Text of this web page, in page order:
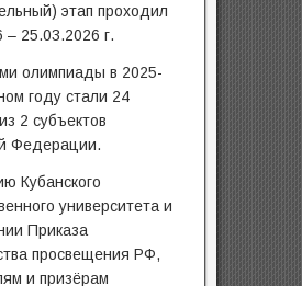
этап проходил
– 25.03.2026 г.
олимпиады в 2025-
году стали 24
2 субъектов
Федерации.
Кубанского
университета и
Приказа
просвещения РФ,
и призёрам